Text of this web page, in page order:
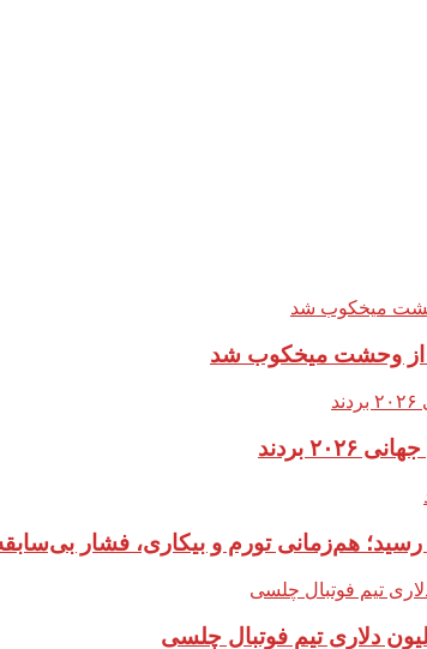
وحشت‌ میخکوب شد
بردند